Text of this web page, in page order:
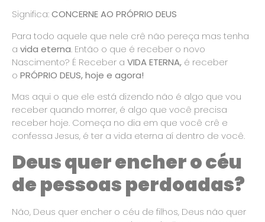
Significa:CONCERNE AO PRÓPRIO DEUS
Para todo aquele que nele crê não pereça mas tenha
a vida eterna. Então o que é receber o novo
Nascimento? É Receber a VIDA ETERNA, é receber
o PRÓPRIO DEUS, hoje e agora!
Mas aqui o que ele está dizendo não é algo que vou
receber quando morrer, é algo que você precisa
receber hoje. Começa no dia em que você crê e
confessa Jesus, é ter a vida eterna aí dentro de você.
Deus quer encher o céu
de pessoas perdoadas?
Não, Deus quer encher o céu de filhos, Deus não quer